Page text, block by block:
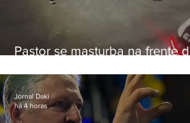
Pastor se masturba na frente de
Jornal Daki
há 4 horas